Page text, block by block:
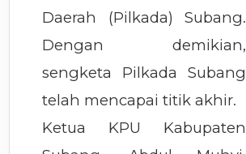
Daerah (Pilkada) Subang.
Dengan demikian,
sengketa Pilkada Subang
telah mencapai titik akhir.
Ketua KPU Kabupaten